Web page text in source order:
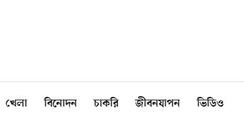
খেলা বিনোদন চাকরি জীবনযাপন ভিডিও